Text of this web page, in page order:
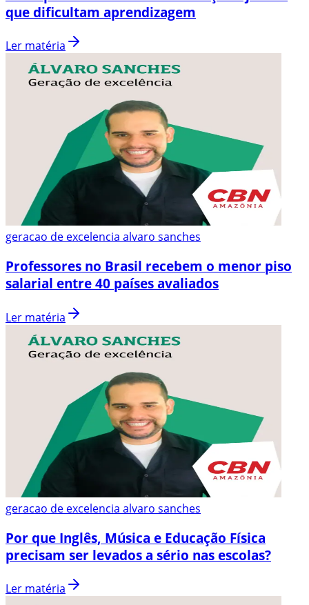
que dificultam aprendizagem
Ler matéria
geracao de excelencia alvaro sanches
Professores no Brasil recebem o menor piso
salarial entre 40 países avaliados
Ler matéria
geracao de excelencia alvaro sanches
Por que Inglês, Música e Educação Física
precisam ser levados a sério nas escolas?
Ler matéria